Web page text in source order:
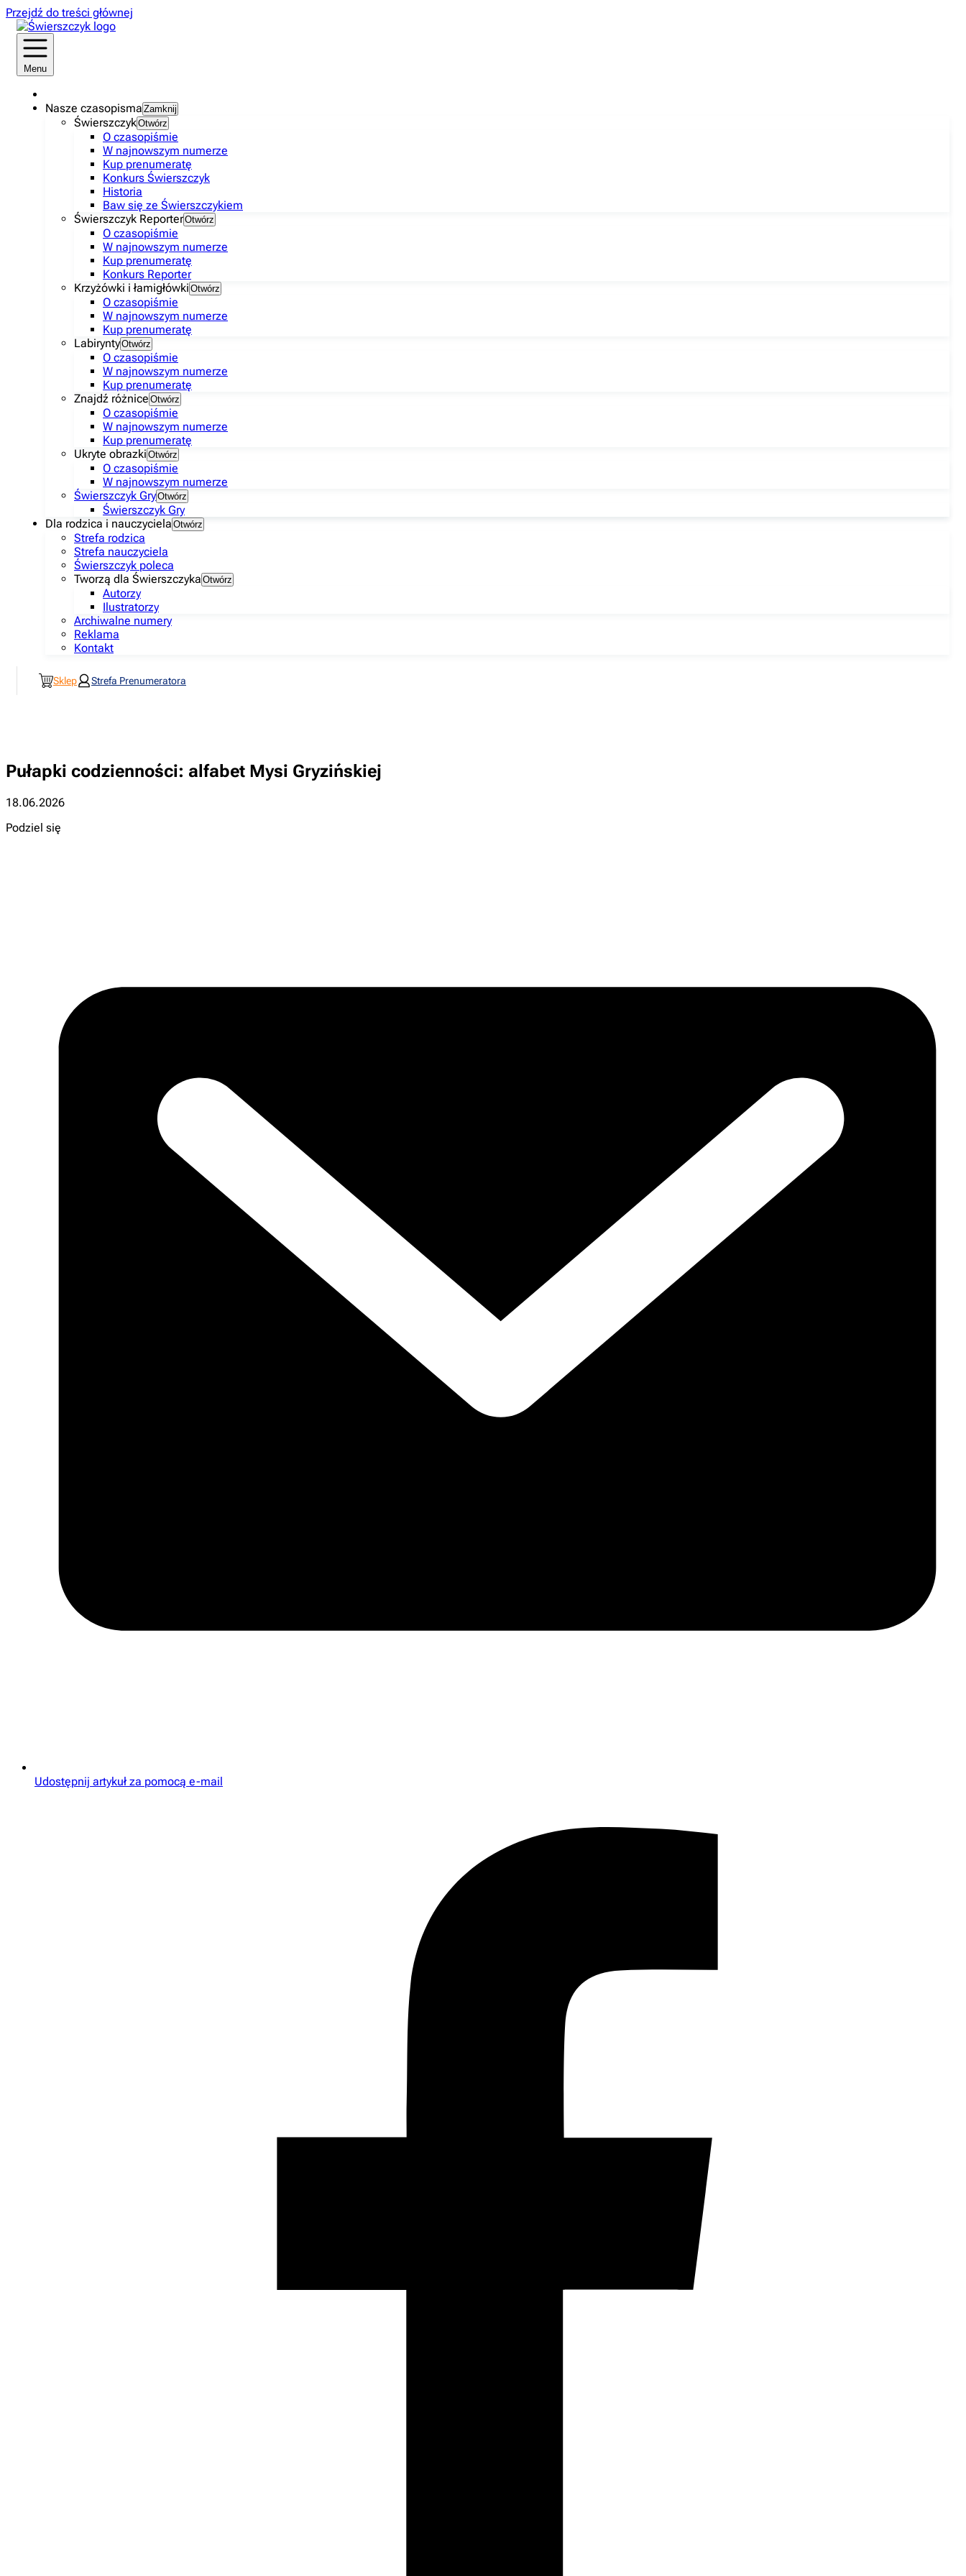
Przejdź do treści głównej
Menu
Nasze czasopisma Zamknij
ŚwierszczykOtwórz
O czasopiśmie
W najnowszym numerze
Kup prenumeratę
Konkurs Świerszczyk
Historia
Baw się ze Świerszczykiem
Świerszczyk ReporterOtwórz
O czasopiśmie
W najnowszym numerze
Kup prenumeratę
Konkurs Reporter
Krzyżówki i łamigłówki Otwórz
O czasopiśmie
W najnowszym numerze
Kup prenumeratę
LabiryntyOtwórz
O czasopiśmie
W najnowszym numerze
Kup prenumeratę
Znajdź różnice Otwórz
O czasopiśmie
W najnowszym numerze
Kup prenumeratę
Ukryte obrazki Otwórz
O czasopiśmie
W najnowszym numerze
Świerszczyk GryOtwórz
Świerszczyk Gry
Dla rodzica i nauczyciela Otwórz
Strefa rodzica
Strefa nauczyciela
Świerszczyk poleca
Tworzą dla Świerszczyka Otwórz
Autorzy
Ilustratorzy
Archiwalne numery
Reklama
Kontakt
Sklep Strefa Prenumeratora
Pułapki codzienności: alfabet Mysi Gryzińskiej
18.06.2026
Podziel się
Udostępnij artykuł za pomocą e-mail